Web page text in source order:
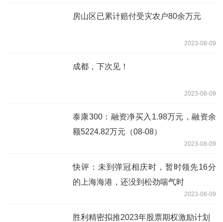
房山区已累计赔付受灾农户80余万元
2023-08-09
成都，下次见！
2023-08-09
泰康300：融资净买入1.98万元，融资余
额5224.82万元（08-08）
2023-08-09
快评：未到弹冠相庆时，暂时领先16分
的上海海港，还没到松劲喘气时
2023-08-09
胜利精密拟推2023年股票期权激励计划